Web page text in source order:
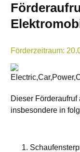
Förderzeitraum:
Dieser
insbesondere in